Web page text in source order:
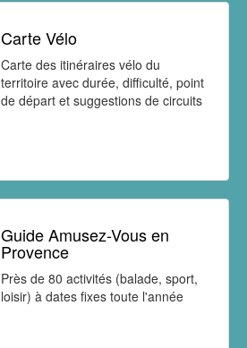
Carte Vélo
Carte des itinéraires vélo du
territoire avec durée, difficulté, point
de départ et suggestions de circuits
Guide Amusez-Vous en
Provence
Près de 80 activités (balade, sport,
loisir) à dates fixes toute l'année